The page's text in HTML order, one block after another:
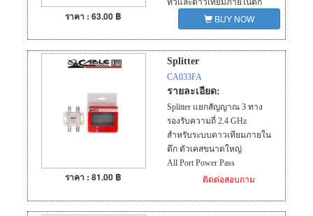
ราคา : 63.00 ฿ BUY NOW
Splitter
CA033FA
รายละเอียด:
Splitter แยกสัญญาณ 3 ทาง
รองรับความถี่ 2.4 GHz
สำหรับระบบดาวเทียมภายใน
ตึก ตัวเคสขนาดใหญ่
All Port Power Pass
ราคา : 81.00 ฿ ติดต่อสอบถาม